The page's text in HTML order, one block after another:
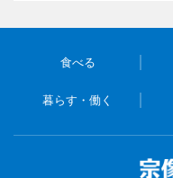
食べる
暮らす・働く